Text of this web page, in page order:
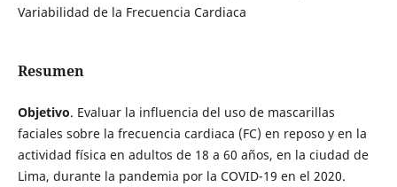
Variabilidad de la Frecuencia Cardiaca
Resumen
Objetivo. Evaluar la influencia del uso de mascarillas
faciales sobre la frecuencia cardiaca (FC) en reposo y en la
actividad física en adultos de 18 a 60 años, en la ciudad de
Lima, durante la pandemia por la COVID-19 en el 2020.